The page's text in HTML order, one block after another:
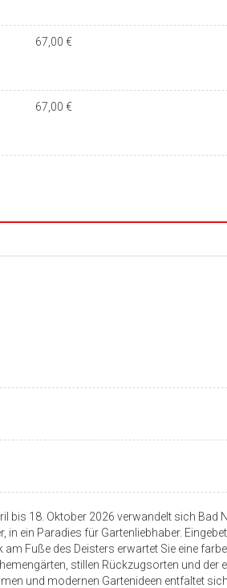
67,00 €
67,00 €
bis 18. Oktober 2026 verwandelt sich Bad
ein Paradies für Gartenliebhaber.
Fuße des Deisters erwartet Sie eine
stillen Rückzugsorten und der
und modernen Gartenideen entfaltet